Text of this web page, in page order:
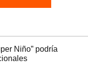
Niño” podría